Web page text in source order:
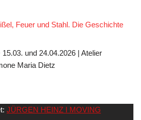
Feuer und Stahl. Die Geschichte
und 24.04.2026 | Atelier
Maria Dietz
JÜRGEN HEINZ I MOVING